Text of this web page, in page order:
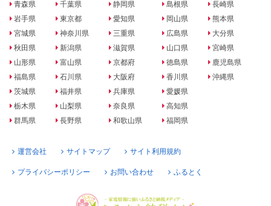
青森県
岩手県
宮城県
秋田県
山形県
福島県
茨城県
栃木県
群馬県
千葉県
東京都
神奈川県
新潟県
富山県
石川県
福井県
山梨県
長野県
静岡県
愛知県
三重県
滋賀県
京都府
大阪府
兵庫県
奈良県
和歌山県
島根県
岡山県
広島県
山口県
徳島県
香川県
愛媛県
高知県
福岡県
長崎県
熊本県
大分県
宮崎県
鹿児島県
沖縄県
運営会社 サイトマップ サイト利用規約
プライバシーポリシー お問い合わせ ふるとく